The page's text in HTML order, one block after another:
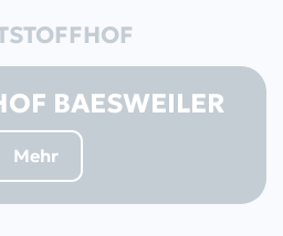
BAESWEILER
Mehr